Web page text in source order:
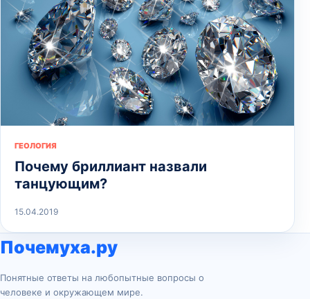
ГЕОЛОГИЯ
Почему бриллиант назвали
танцующим?
15.04.2019
Почемуха.ру
Понятные ответы на любопытные вопросы о
человеке и окружающем мире.